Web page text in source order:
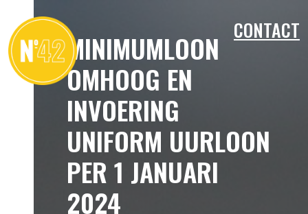
CONTACT
MINIMUMLOON
OMHOOG EN
INVOERING
UNIFORM UURLOON
PER 1 JANUARI
2024